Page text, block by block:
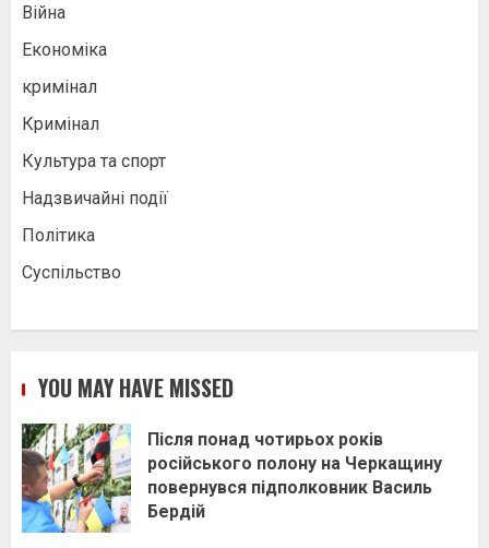
Війна
Економіка
кримінал
Кримінал
Культура та спорт
Надзвичайні події
Політика
Суспільство
YOU MAY HAVE MISSED
Після понад чотирьох років
російського полону на Черкащину
повернувся підполковник Василь
Бердій